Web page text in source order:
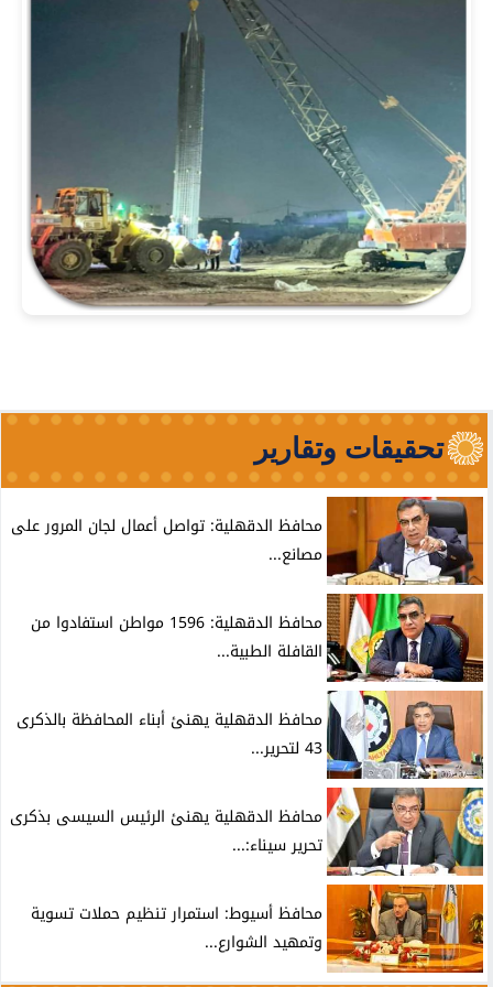
تحقيقات وتقارير
محافظ الدقهلية: تواصل أعمال لجان المرور على
مصانع...
محافظ الدقهلية: 1596 مواطن استفادوا من
القافلة الطبية...
محافظ الدقهلية يهنئ أبناء المحافظة بالذكرى
43 لتحرير...
محافظ الدقهلية يهنئ الرئيس السيسى بذكرى
تحرير سيناء:...
محافظ أسيوط: استمرار تنظيم حملات تسوية
وتمهيد الشوارع...